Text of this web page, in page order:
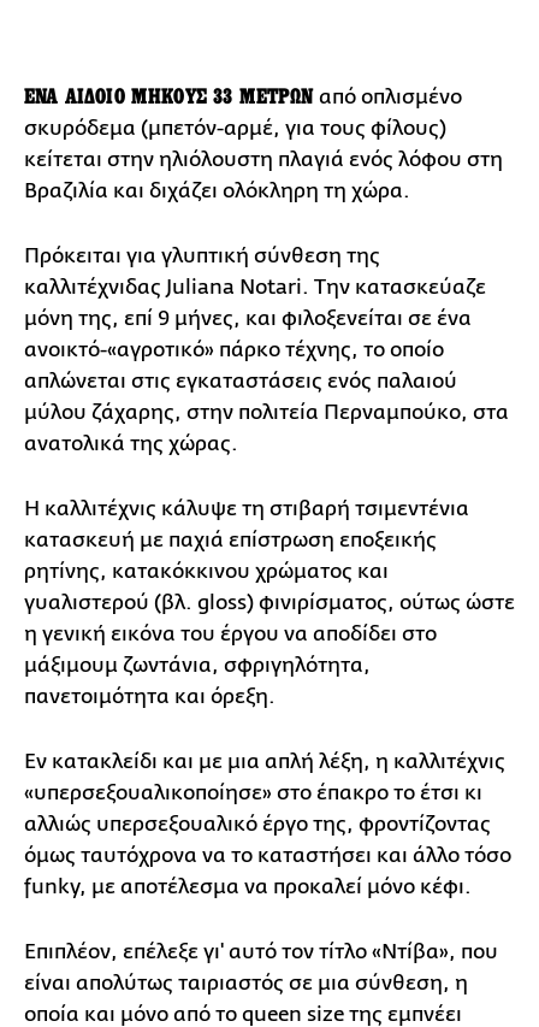
ΕΝΑ ΑΙΔΟΙΟ ΜΗΚΟΥΣ 33 ΜΕΤΡΩΝαπό οπλισμένο
σκυρόδεμα (μπετόν-αρμέ, για τους φίλους)
κείτεται στην ηλιόλουστη πλαγιά ενός λόφου στη
Βραζιλία και διχάζει ολόκληρη τη χώρα.
Πρόκειται για γλυπτική σύνθεση της
καλλιτέχνιδας Juliana Notari. Την κατασκεύαζε
μόνη της, επί 9 μήνες, και φιλοξενείται σε ένα
ανοικτό-«αγροτικό» πάρκο τέχνης, το οποίο
απλώνεται στις εγκαταστάσεις ενός παλαιού
μύλου ζάχαρης, στην πολιτεία Περναμπούκο, στα
ανατολικά της χώρας.
Η καλλιτέχνις κάλυψε τη στιβαρή τσιμεντένια
κατασκευή με παχιά επίστρωση εποξεικής
ρητίνης, κατακόκκινου χρώματος και
γυαλιστερού (βλ. gloss) φινιρίσματος, ούτως ώστε
η γενική εικόνα του έργου να αποδίδει στο
μάξιμουμ ζωντάνια, σφριγηλότητα,
πανετοιμότητα και όρεξη.
Εν κατακλείδι και με μια απλή λέξη, η καλλιτέχνις
«υπερσεξουαλικοποίησε» στο έπακρο το έτσι κι
αλλιώς υπερσεξουαλικό έργο της, φροντίζοντας
όμως ταυτόχρονα να το καταστήσει και άλλο τόσο
funky, με αποτέλεσμα να προκαλεί μόνο κέφι.
Επιπλέον, επέλεξε γι' αυτό τον τίτλο «Ντίβα», που
είναι απολύτως ταιριαστός σε μια σύνθεση, η
οποία και μόνο από το queen size της εμπνέει